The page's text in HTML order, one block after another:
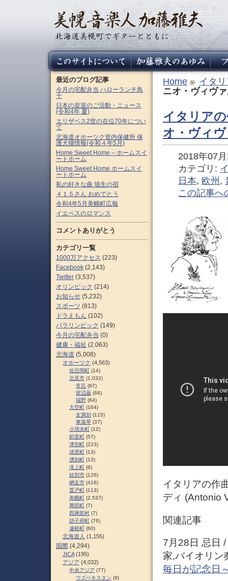
Home
イタ
ニオ・ヴィヴ
イタリア
オ・ヴィ
2018年07
カテゴリ:
日本, 欧州 ,
この記事へ
イタリアの作
ディ (Antonio
関連記事
7月28日 忌日
家,バイオリン
毎日が記念日
最近のブログ記事
今月の宅配弁当 ハローランチ鳥
十
日本の皇室のご活動・ニュース
(令和4年 夏)
エリザベス2世の在位70年につい
て
北海道オホーツク管内保健所 保
護犬猫情報(令和４年5月)
Home Sweet Home – ホームスイ
ートホーム
Home Sweet Home ホームスイ
ートホーム
私の好きな曲 埴生の宿
４１５さん おめでとう
令和4年5月美幌町広報
イエペスのロマンス
コメントありがとう
カテゴリ一覧
1000万アクセス (223)
Facebook (2,143)
Twitter (3,537)
オリンピック (214)
お知らせ (5,232)
スポーツ (813)
ドラえもん (102)
パラリンピック (149)
今月の宅配弁当 (0)
健康・福祉 (2,063)
北海道 (5,008)
オホーツク (4,563)
佐呂間町 (14)
北見市 (1,032)
常呂 (87)
留辺蘂 (68)
端野 (64)
大空町 (164)
女満別 (115)
東藻琴 (37)
小清水町 (12)
斜里町 (57)
津別町 (223)
清里町 (13)
湧別町 (13)
滝上町 (6)
紋別市 (126)
網走市 (416)
置戸町 (113)
美幌町 (2,537)
興部町 (7)
西興部村 (7)
訓子府町 (76)
遠軽町 (60)
北海道人 (1,155)
国際 (4,294)
JICA(195)
アジア (4,032)
中央アジア (77)
ウズベキスタン (9)